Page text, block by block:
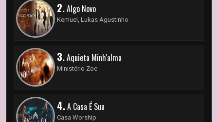
2.Algo Novo
Kemuel, Lukas Agustinho
3.Aquieta Minh'alma
Ministério Zoe
4.A Casa É Sua
Casa Worship